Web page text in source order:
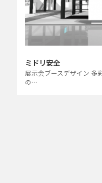
ミドリ安全
展示会ブースデザイン 多
の…